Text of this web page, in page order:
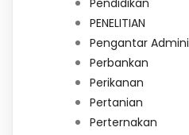
PENELITIAN
Pengantar
Perbankan
Perikanan
Pertanian
Perternakan